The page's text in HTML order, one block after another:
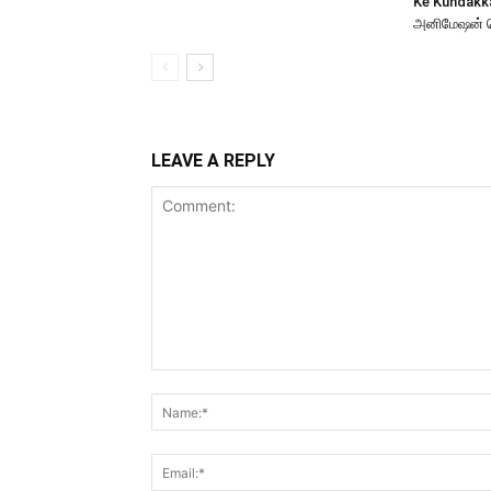
அனிமேஷன்
LEAVE A REPLY